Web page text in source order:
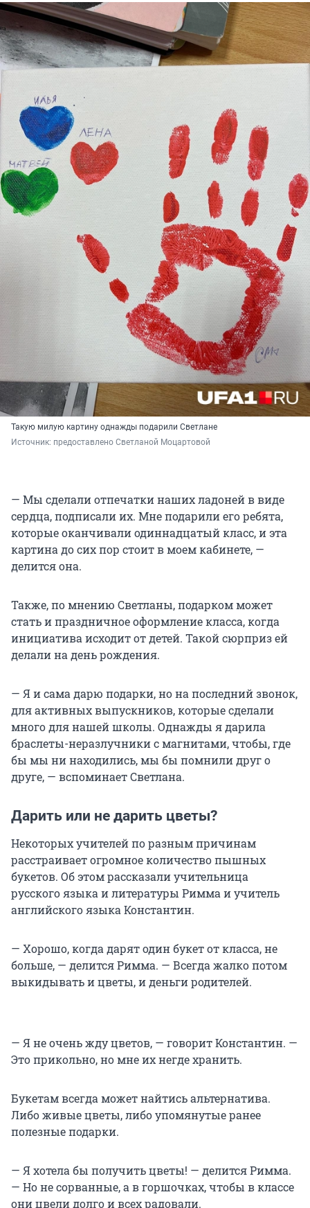
Такую милую картину однажды подарили Светлане
Источник: предоставлено Светланой Моцартовой
— Мы сделали отпечатки наших ладоней в виде
сердца, подписали их. Мне подарили его ребята,
которые оканчивали одиннадцатый класс, и эта
картина до сих пор стоит в моем кабинете, —
делится она.
Также, по мнению Светланы, подарком может
стать и праздничное оформление класса, когда
инициатива исходит от детей. Такой сюрприз ей
делали на день рождения.
— Я и сама дарю подарки, но на последний звонок,
для активных выпускников, которые сделали
много для нашей школы. Однажды я дарила
браслеты-неразлучники с магнитами, чтобы, где
бы мы ни находились, мы бы помнили друг о
друге, — вспоминает Светлана.
Дарить или не дарить цветы?
Некоторых учителей по разным причинам
расстраивает огромное количество пышных
букетов. Об этом рассказали учительница
русского языка и литературы Римма и учитель
английского языка Константин.
— Хорошо, когда дарят один букет от класса, не
больше, — делится Римма. — Всегда жалко потом
выкидывать и цветы, и деньги родителей.
— Я не очень жду цветов, — говорит Константин. —
Это прикольно, но мне их негде хранить.
Букетам всегда может найтись альтернатива.
Либо живые цветы, либо упомянутые ранее
полезные подарки.
— Я хотела бы получить цветы! — делится Римма.
— Но не сорванные, а в горшочках, чтобы в классе
они цвели долго и всех радовали.